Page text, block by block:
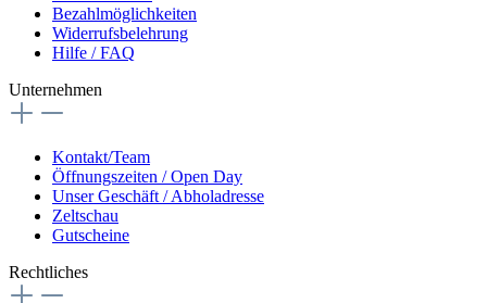
Bezahlmöglichkeiten
Widerrufsbelehrung
Hilfe / FAQ
Unternehmen
Kontakt/Team
Öffnungszeiten / Open Day
Unser Geschäft / Abholadresse
Zeltschau
Gutscheine
Rechtliches